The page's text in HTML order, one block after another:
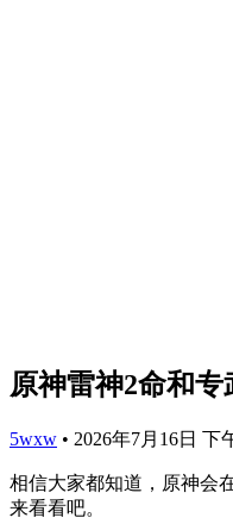
原神雷神2命和
5wxw • 2026年7月16日 下
相信大家都知道，原神会
来看看吧。